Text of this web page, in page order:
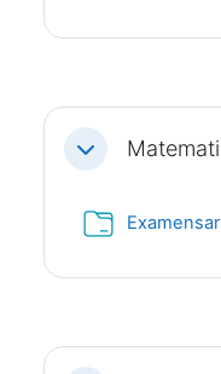
Fäll ihop